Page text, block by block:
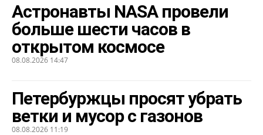
Астронавты NASA провели
больше шести часов в
открытом космосе
08.08.2026 14:47
Петербуржцы просят убрать
ветки и мусор с газонов
08.08.2026 11:19